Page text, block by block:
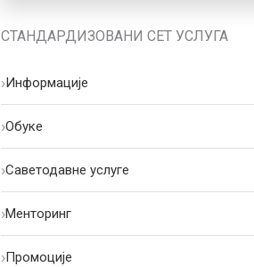
СТАНДАРДИЗОВАНИ СЕТ УСЛУГА
›Информације
›Oбуке
›Саветодавне услуге
›Менторинг
›Промоције